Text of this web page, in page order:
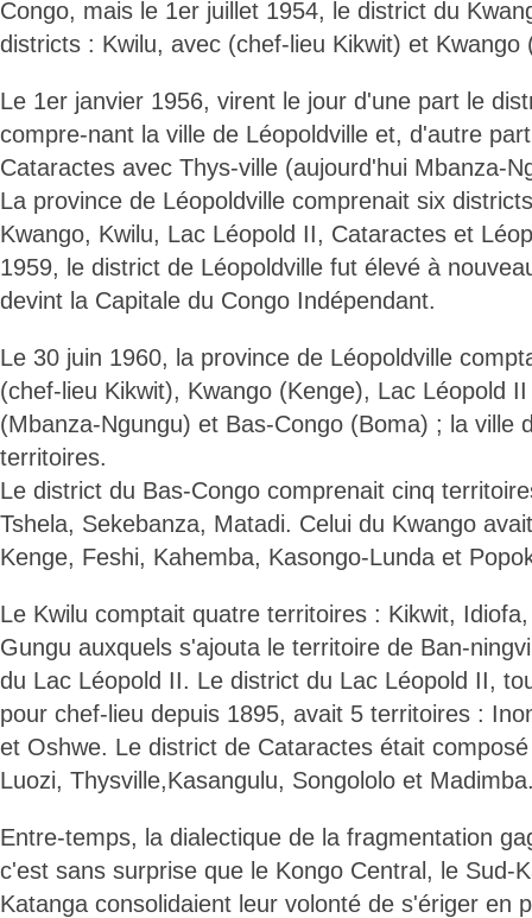
Congo, mais le 1er juillet 1954, le district du
districts : Kwilu, avec (chef-lieu Kikwit) et Kwango
Le 1er janvier 1956, virent le jour d'une part le
compre-nant la ville de Léopoldville et, d'autre
Cataractes avec Thys-ville (aujourd'hui Mbanza-
La province de Léopoldville comprenait six
Kwango, Kwilu, Lac Léopold II, Cataractes et
1959, le district de Léopoldville fut élevé à
devint la Capitale du Congo Indépendant.
Le 30 juin 1960, la province de Léopoldville
(chef-lieu Kikwit), Kwango (Kenge), Lac Léopold
(Mbanza-Ngungu) et Bas-Congo (Boma) ; la ville
territoires.
Le district du Bas-Congo comprenait cinq
Tshela, Sekebanza, Matadi. Celui du Kwango
Kenge, Feshi, Kahemba, Kasongo-Lunda et
Le Kwilu comptait quatre territoires : Kikwit,
Gungu auxquels s'ajouta le territoire de Ban-
du Lac Léopold II. Le district du Lac Léopold II,
pour chef-lieu depuis 1895, avait 5 territoires :
et Oshwe. Le district de Cataractes était
Luozi, Thysville,Kasangulu, Songololo et
Entre-temps, la dialectique de la fragmentation
c'est sans surprise que le Kongo Central, le Sud-
Katanga consolidaient leur volonté de s'ériger en